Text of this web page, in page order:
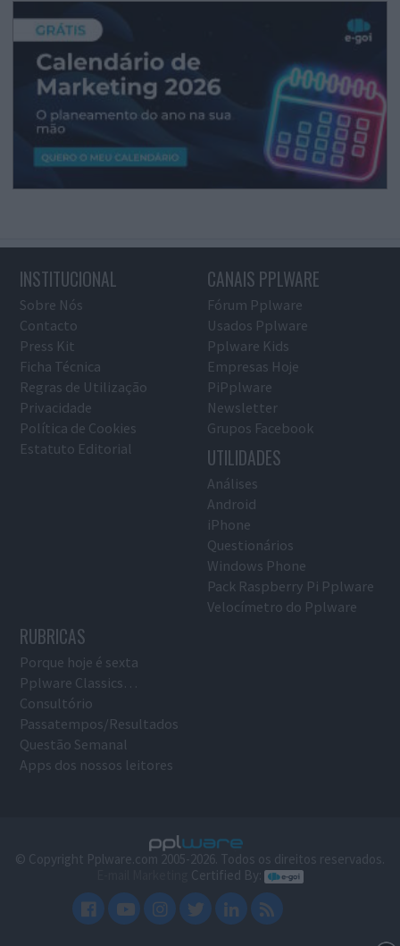
INSTITUCIONAL
Sobre Nós
Contacto
Press Kit
Ficha Técnica
Regras de Utilização
Privacidade
Política de Cookies
Estatuto Editorial
CANAIS PPLWARE
Fórum Pplware
Usados Pplware
Pplware Kids
Empresas Hoje
PiPplware
Newsletter
Grupos Facebook
UTILIDADES
Análises
Android
iPhone
Questionários
Windows Phone
Pack Raspberry Pi Pplware
Velocímetro do Pplware
RUBRICAS
Porque hoje é sexta
Pplware Classics…
Consultório
Passatempos/Resultados
Questão Semanal
Apps dos nossos leitores
© Copyright Pplware.com 2005-2026. Todos os direitos reservados.
Certified By: